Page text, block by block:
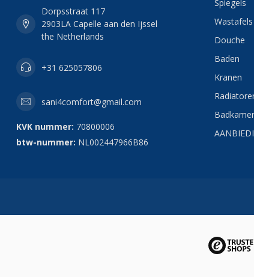
Dorpsstraat 117
2903LA Capelle aan den Ijssel
the Netherlands
+31 625057806
sani4comfort@gmail.com
KVK nummer: 70800006
btw-nummer: NL002447966B86
Spiegels
Wastafels
Douche
Baden
Kranen